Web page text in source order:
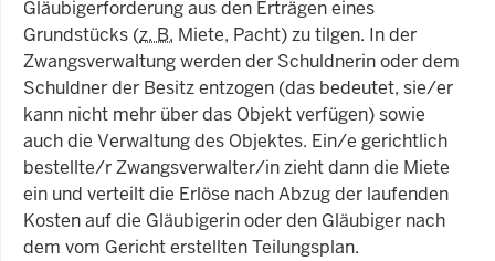
Gläubigerforderung aus den Erträgen eines
Grundstücks (z. B. Miete, Pacht) zu tilgen. In der
Zwangsverwaltung werden der Schuldnerin oder dem
Schuldner der Besitz entzogen (das bedeutet, sie/er
kann nicht mehr über das Objekt verfügen) sowie
auch die Verwaltung des Objektes. Ein/e gerichtlich
bestellte/r Zwangsverwalter/in zieht dann die Miete
ein und verteilt die Erlöse nach Abzug der laufenden
Kosten auf die Gläubigerin oder den Gläubiger nach
dem vom Gericht erstellten Teilungsplan.